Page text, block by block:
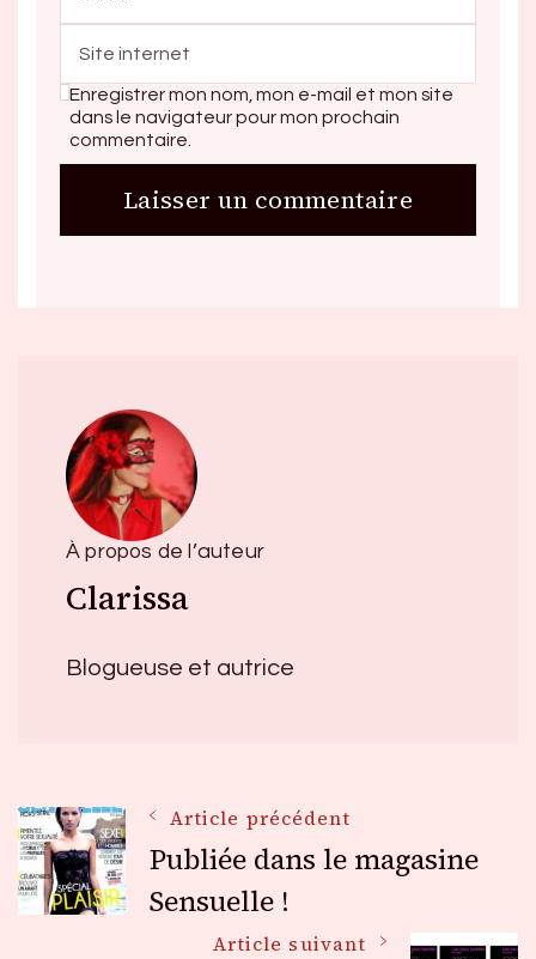
Enregistrer mon nom, mon e-mail et mon site
dans le navigateur pour mon prochain
commentaire.
À propos de l’auteur
Clarissa
Blogueuse et autrice
Navigation
des
Article précédent
Publiée dans le magasine
Sensuelle !
Article suivant